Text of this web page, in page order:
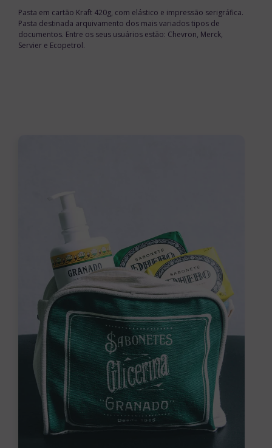
Pasta em cartão Kraft 420g, com elástico e impressão serigráfica.
Pasta destinada arquivamento dos mais variados tipos de
documentos. Entre os seus usuários estão: Chevron, Merck,
Servier e Ecopetrol.